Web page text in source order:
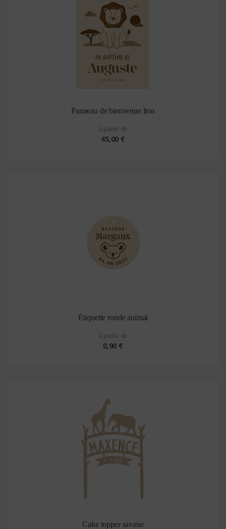
Panneau de bienvenue lion
à partir de
45,00 €
Étiquette ronde animal
à partir de
0,90 €
Cake topper savane